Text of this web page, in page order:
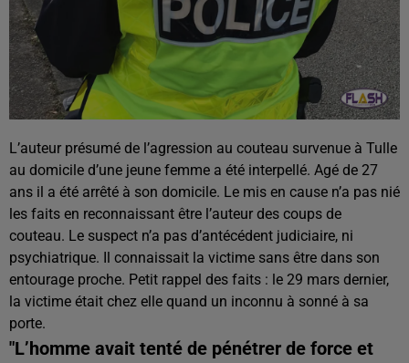
L’auteur présumé de l’agression au couteau survenue à Tulle
au domicile d’une jeune femme a été interpellé. Agé de 27
ans il a été arrêté à son domicile. Le mis en cause n’a pas nié
les faits en reconnaissant être l’auteur des coups de
couteau. Le suspect n’a pas d’antécédent judiciaire, ni
psychiatrique. Il connaissait la victime sans être dans son
entourage proche. Petit rappel des faits : le 29 mars dernier,
la victime était chez elle quand un inconnu à sonné à sa
porte.
"L’homme avait tenté de pénétrer de force et